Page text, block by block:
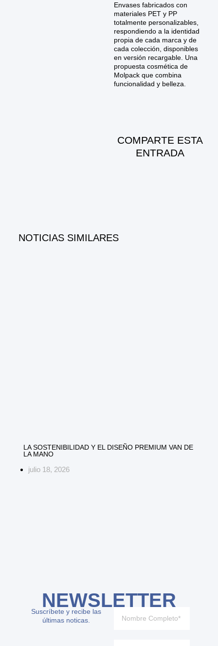
Envases fabricados con
materiales PET y PP
totalmente personalizables,
respondiendo a la identidad
propia de cada marca y de
cada colección, disponibles
en versión recargable. Una
propuesta cosmética de
Molpack que combina
funcionalidad y belleza.
COMPARTE ESTA
ENTRADA
NOTICIAS SIMILARES
LA SOSTENIBILIDAD Y EL DISEÑO PREMIUM VAN DE
LA MANO
julio 18, 2026
NEWSLETTER
Suscríbete y recibe las
últimas noticas.